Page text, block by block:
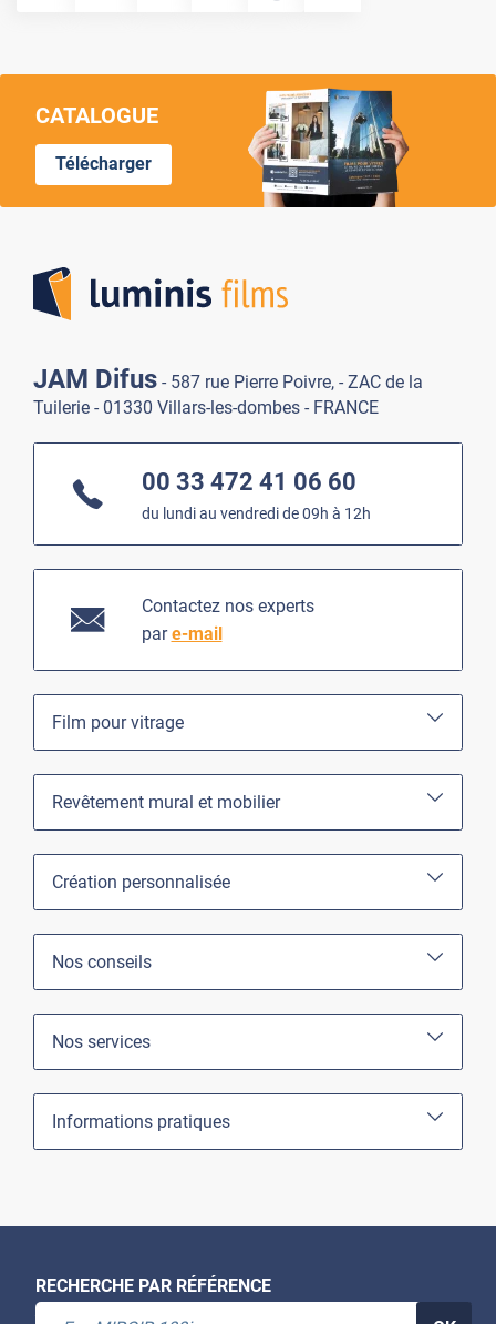
CATALOGUE
Télécharger
JAM Difus - 587 rue Pierre Poivre, - ZAC de la
Tuilerie - 01330 Villars-les-dombes - FRANCE
00 33 472 41 06 60
du lundi au vendredi de 09h à 12h
Contactez nos experts
pare-mail
Film pour vitrage
Revêtement mural et mobilier
Création personnalisée
Nos conseils
Nos services
Informations pratiques
RECHERCHE PAR RÉFÉRENCE